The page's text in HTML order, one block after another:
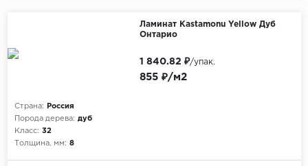
Ламинат Kastamonu Yellow Дуб
Онтарио
Страна:
Россия
Порода дерева: дуб
Класс: 32
Толщина, мм: 8
855 ₽/м2
1 840.82 ₽/упак.